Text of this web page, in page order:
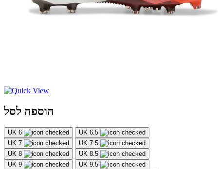
הוספה לסל
UK 6
UK 6.5
UK 7
UK 7.5
UK 8
UK 8.5
UK 9
UK 9.5